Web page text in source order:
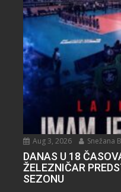
Aug 3, 2026 Snežana
DANAS U 18
ŽELEZNIČAR
SEZONU